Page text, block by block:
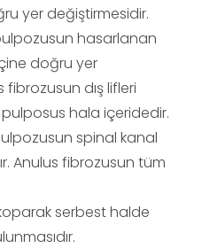
yer değiştirmesidir.
hasarlanan
doğru yer
dış lifleri
hala içeridedir.
spinal kanal
Anulus fibrozusun tüm
serbest halde